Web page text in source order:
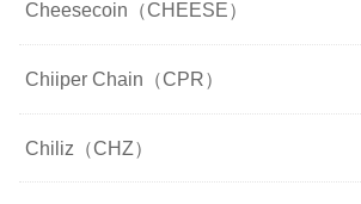
Cheesecoin（CHEESE）
Chiiper Chain（CPR）
Chiliz（CHZ）